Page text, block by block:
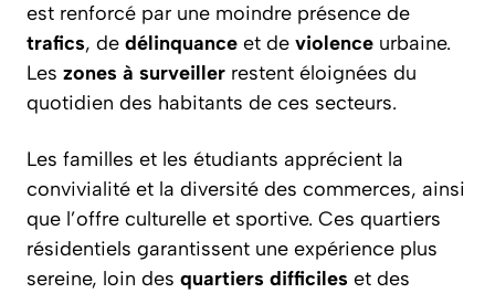
est renforcé par une moindre présence de
trafics, de délinquance et de violence urbaine.
Les zones à surveiller restent éloignées du
quotidien des habitants de ces secteurs.
Les familles et les étudiants apprécient la
convivialité et la diversité des commerces, ainsi
que l’offre culturelle et sportive. Ces quartiers
résidentiels garantissent une expérience plus
sereine, loin des quartiers difficiles et des